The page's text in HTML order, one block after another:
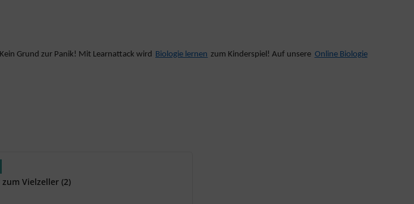
Grund zur Panik! Mit Learnattack wird Biologie lernen zum Kinderspiel! Auf unsere Online Biologie
Vielzeller (2)